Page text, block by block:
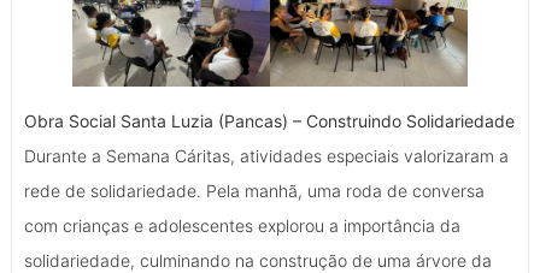
Obra Social Santa Luzia (Pancas) – Construindo Solidariedade
Durante a Semana Cáritas, atividades especiais valorizaram a
rede de solidariedade. Pela manhã, uma roda de conversa
com crianças e adolescentes explorou a importância da
solidariedade, culminando na construção de uma árvore da